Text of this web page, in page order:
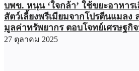
บพข. หนุน ‘ใจกล้า’ ใช้ขยะอาหาร
สัตว์เลี้ยงพรีเมียมจากโปรตีนแมลง
มูลค่าทรัพยากร ตอบโจทย์เศรษฐกิ
27 ตุลาคม 2025